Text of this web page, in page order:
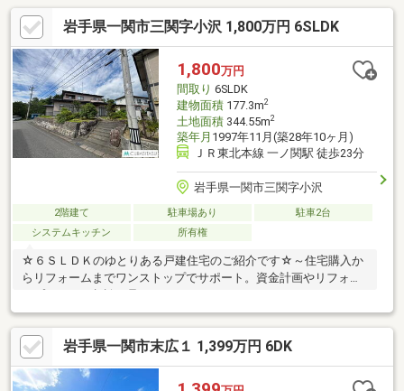
岩手県一関市三関字小沢 1,800万円 6SLDK
1,800万円
間取り 6SLDK
建物面積177.3m2
土地面積344.55m2
築年月 1997年11月(築28年10ヶ月)
ＪＲ東北本線 一ノ関駅 徒歩23分
岩手県一関市三関字小沢
2階建て 駐車場あり
駐車2台
システムキッチン
所有権
☆６ＳＬＤＫのゆとりある戸建住宅のご紹介です☆～住宅購入か
らリフォームまでワンストップでサポート。資金計画やリフォー
岩手県一関市末広１ 1,399万円 6DK